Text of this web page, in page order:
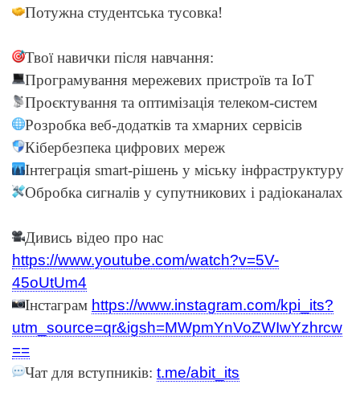
Потужна студентська тусовка!
Твої навички після навчання:
Програмування мережевих пристроїв та IoT
Проєктування та оптимізація телеком-систем
Розробка веб-додатків та хмарних сервісів
Кібербезпека цифрових мереж
Інтеграція smart-рішень у міську інфраструктуру
Обробка сигналів у супутникових і радіоканалах
Дивись відео про нас
https://www.youtube.com/watch?v=5V-
45oUtUm4
Інстаграм https://www.instagram.com/kpi_its?
utm_source=qr&igsh=MWpmYnVoZWIwYzhrcw
==
Чат для вступників: t.me/abit_its